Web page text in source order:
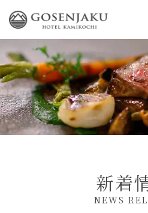
新着
NEWS